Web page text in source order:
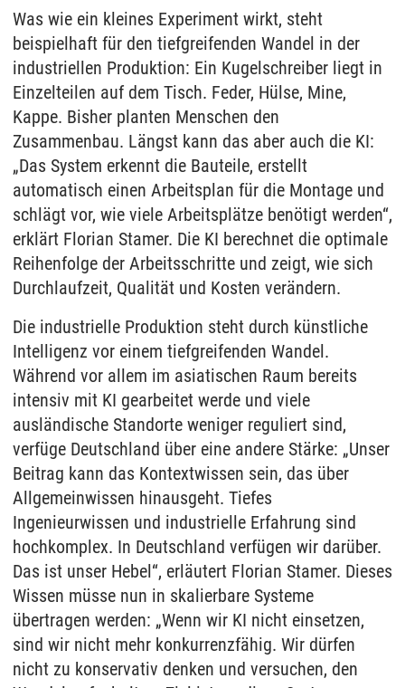
Was wie ein kleines Experiment wirkt, steht
beispielhaft für den tiefgreifenden Wandel in der
industriellen Produktion: Ein Kugelschreiber liegt in
Einzelteilen auf dem Tisch. Feder, Hülse, Mine,
Kappe. Bisher planten Menschen den
Zusammenbau. Längst kann das aber auch die KI:
„Das System erkennt die Bauteile, erstellt
automatisch einen Arbeitsplan für die Montage und
schlägt vor, wie viele Arbeitsplätze benötigt werden“,
erklärt Florian Stamer. Die KI berechnet die optimale
Reihenfolge der Arbeitsschritte und zeigt, wie sich
Durchlaufzeit, Qualität und Kosten verändern.
Die industrielle Produktion steht durch künstliche
Intelligenz vor einem tiefgreifenden Wandel.
Während vor allem im asiatischen Raum bereits
intensiv mit KI gearbeitet werde und viele
ausländische Standorte weniger reguliert sind,
verfüge Deutschland über eine andere Stärke: „Unser
Beitrag kann das Kontextwissen sein, das über
Allgemeinwissen hinausgeht. Tiefes
Ingenieurwissen und industrielle Erfahrung sind
hochkomplex. In Deutschland verfügen wir darüber.
Das ist unser Hebel“, erläutert Florian Stamer. Dieses
Wissen müsse nun in skalierbare Systeme
übertragen werden: „Wenn wir KI nicht einsetzen,
sind wir nicht mehr konkurrenzfähig. Wir dürfen
nicht zu konservativ denken und versuchen, den